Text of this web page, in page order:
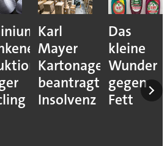
Karl
Mayer
Kartonagenfabrik
beantragt
Insolvenz
Das
kleine
Wunder
gegen
Fett